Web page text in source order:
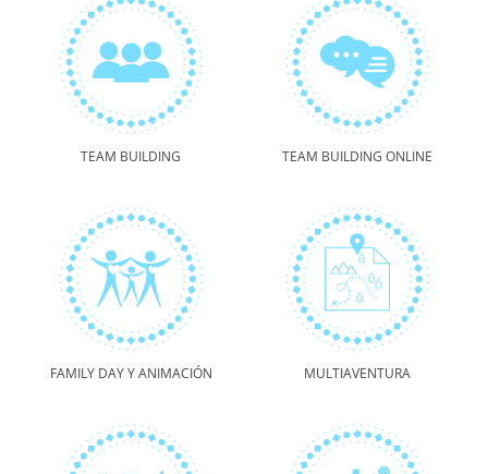
TEAM BUILDING TEAM BUILDING ONLINE
FAMILY DAY Y ANIMACIÓN MULTIAVENTURA